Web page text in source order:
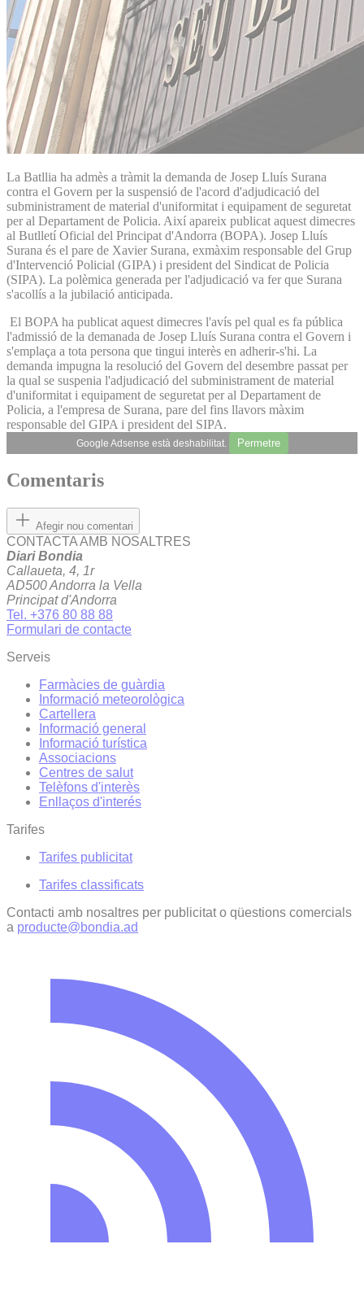
La Batllia ha admès a tràmit la demanda de Josep Lluís Surana
contra el Govern per la suspensió de l'acord d'adjudicació del
subministrament de material d'uniformitat i equipament de seguretat
per al Departament de Policia. Així apareix publicat aquest dimecres
al Butlletí Oficial del Principat d'Andorra (BOPA). Josep Lluís
Surana és el pare de Xavier Surana, exmàxim responsable del Grup
d'Intervenció Policial (GIPA) i president del Sindicat de Policia
(SIPA). La polèmica generada per l'adjudicació va fer que Surana
s'acollís a la jubilació anticipada.
El BOPA ha publicat aquest dimecres l'avís pel qual es fa pública
l'admissió de la demanada de Josep Lluís Surana contra el Govern i
s'emplaça a tota persona que tingui interès en adherir-s'hi. La
demanda impugna la resolució del Govern del desembre passat per
la qual se suspenia l'adjudicació del subministrament de material
d'uniformitat i equipament de seguretat per al Departament de
Policia, a l'empresa de Surana, pare del fins llavors màxim
responsable del GIPA i president del SIPA.
Google Adsense està deshabilitat. Permetre
Comentaris
Afegir nou comentari
CONTACTA AMB NOSALTRES
Diari Bondia
Callaueta, 4, 1r
AD500 Andorra la Vella
Principat d'Andorra
Tel. +376 80 88 88
Formulari de contacte
Serveis
Farmàcies de guàrdia
Informació meteorològica
Cartellera
Informació general
Informació turística
Associacions
Centres de salut
Telèfons d'interès
Enllaços d'interés
Tarifes
Tarifes publicitat
Tarifes classificats
Contacti amb nosaltres per publicitat o qüestions comercials
a producte@bondia.ad